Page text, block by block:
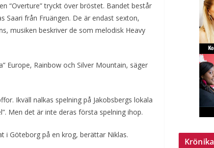
“Overture” tryckt över bröstet. Bandet består
Saari från Fruängen. De är endast sexton,
musiken beskriver de som melodisk Heavy
Europe, Rainbow och Silver Mountain, säger
Ikväll nalkas spelning på Jakobsbergs lokala
Men det är inte deras första spelning ihop.
i Göteborg på en krog, berättar Niklas.
Krönika